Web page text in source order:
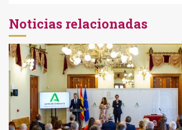
Noticias relacionadas